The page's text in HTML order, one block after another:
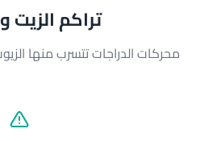
تراكم
محركات الدراجات تتسرب منها